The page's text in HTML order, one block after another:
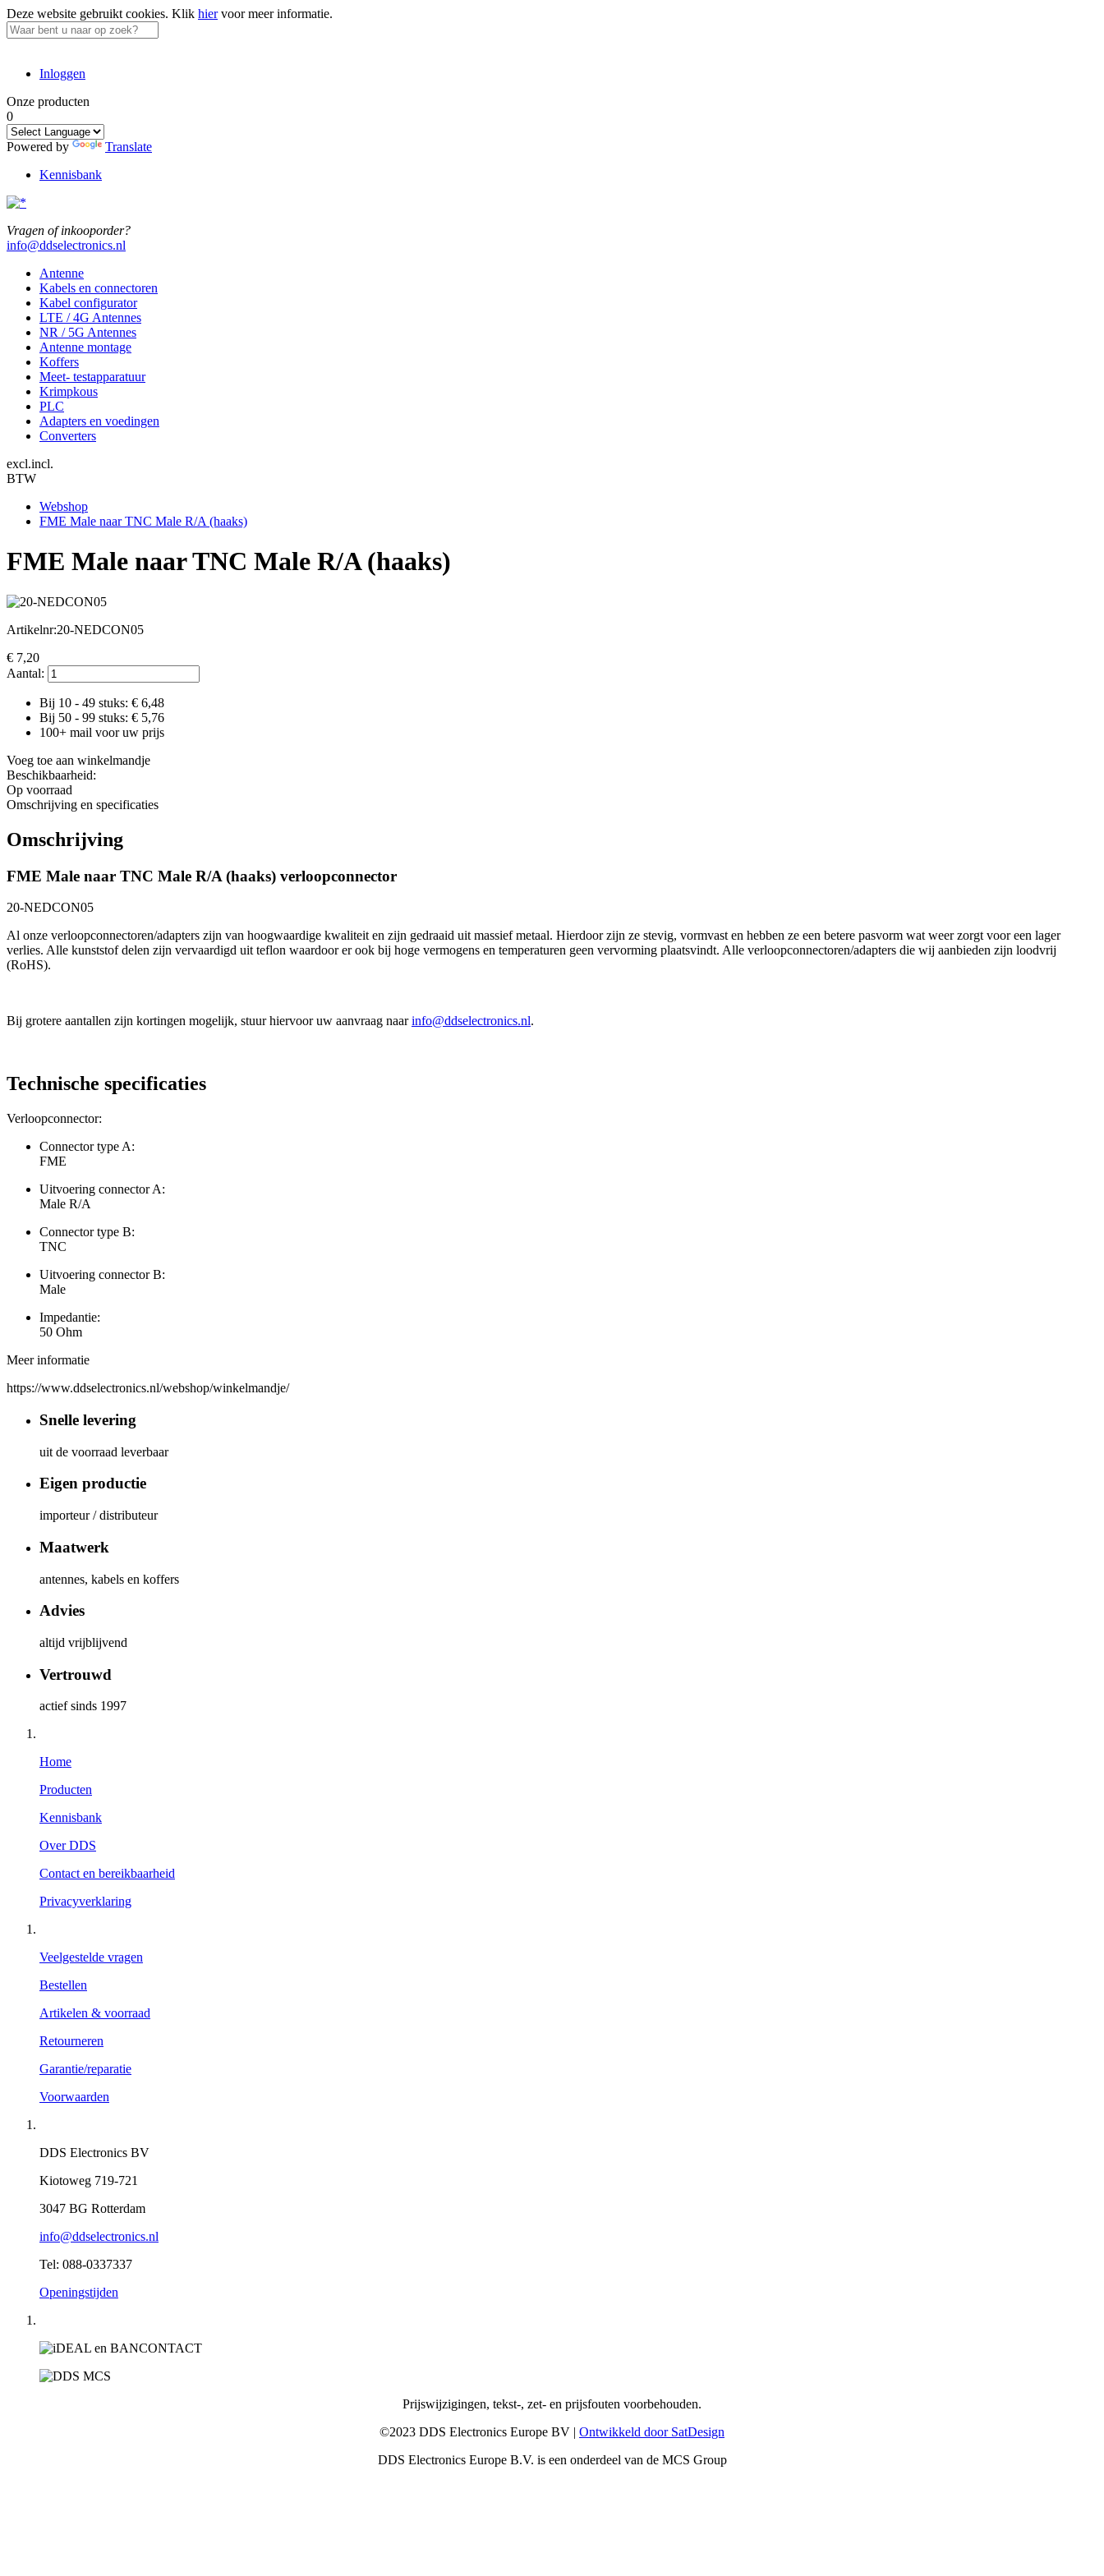
Deze website gebruikt cookies. Klik hiervoor meer informatie.
Inloggen
Onze producten
0
Powered by
Translate
Kennisbank
Vragen of inkooporder?
info@ddselectronics.nl
Antenne
Kabels en connectoren
Kabel configurator
LTE / 4G Antennes
NR / 5G Antennes
Antenne montage
Koffers
Meet- testapparatuur
Krimpkous
PLC
Adapters en voedingen
Converters
excl.incl.
BTW
Webshop
FME Male naar TNC Male R/A (haaks)
FME Male naar TNC Male R/A (haaks)
Artikelnr:20-NEDCON05
€ 7,20
Aantal:
Bij 10 - 49 stuks: € 6,48
Bij 50 - 99 stuks: € 5,76
100+ mail voor uw prijs
Voeg toe aan winkelmandje
Beschikbaarheid:
Op voorraad
Omschrijving en specificaties
Omschrijving
FME Male naar TNC Male R/A (haaks) verloopconnector
20-NEDCON05
Al onze verloopconnectoren/adapters zijn van hoogwaardige kwaliteit en zijn gedraaid uit massief metaal. Hierdoor zijn ze stevig, vormvast en hebben ze een betere pasvorm wat weer zorgt voor een lager
verlies. Alle kunststof delen zijn vervaardigd uit teflon waardoor er ook bij hoge vermogens en temperaturen geen vervorming plaatsvindt. Alle verloopconnectoren/adapters die wij aanbieden zijn loodvrij
(RoHS).
Bij grotere aantallen zijn kortingen mogelijk, stuur hiervoor uw aanvraag naarinfo@ddselectronics.nl.
Technische specificaties
Verloopconnector:
Connector type A:
FME
Uitvoering connector A:
Male R/A
Connector type B:
TNC
Uitvoering connector B:
Male
Impedantie:
50 Ohm
Meer informatie
https://www.ddselectronics.nl/webshop/winkelmandje/
Snelle levering
uit de voorraad leverbaar
Eigen productie
importeur / distributeur
Maatwerk
antennes, kabels en koffers
Advies
altijd vrijblijvend
Vertrouwd
actief sinds 1997
Home
Producten
Kennisbank
Over DDS
Contact en bereikbaarheid
Privacyverklaring
Veelgestelde vragen
Bestellen
Artikelen & voorraad
Retourneren
Garantie/reparatie
Voorwaarden
DDS Electronics BV
Kiotoweg 719-721
3047 BG Rotterdam
info@ddselectronics.nl
Tel: 088-0337337
Openingstijden
Prijswijzigingen, tekst-, zet- en prijsfouten voorbehouden.
©2023 DDS Electronics Europe BV | Ontwikkeld door SatDesign
DDS Electronics Europe B.V. is een onderdeel van de MCS Group